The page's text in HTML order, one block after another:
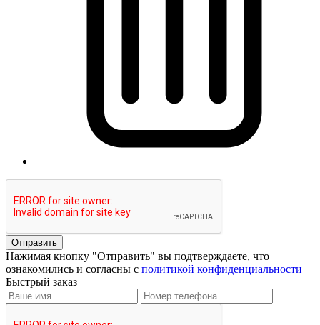
Отправить
Нажимая кнопку "Отправить" вы подтверждаете, что
ознакомились и согласны с политикой конфиденциальности
Быстрый заказ